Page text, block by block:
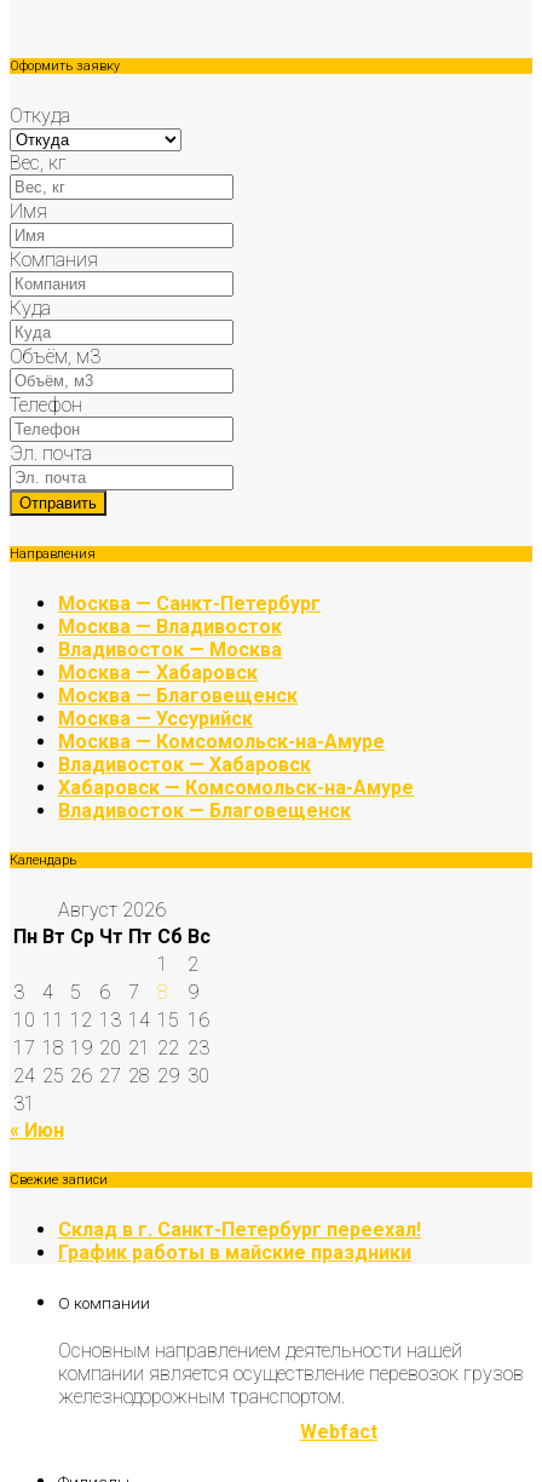
Оформить заявку
Откуда
Вес, кг
Имя
Компания
Куда
Объём, м3
Телефон
Эл. почта
Направления
Москва — Санкт-Петербург
Москва — Владивосток
Владивосток — Москва
Москва — Хабаровск
Москва — Благовещенск
Москва — Уссурийск
Москва — Комсомольск-на-Амуре
Владивосток — Хабаровск
Хабаровск — Комсомольск-на-Амуре
Владивосток — Благовещенск
Календарь
Август 2026
Пн Вт Ср Чт Пт Сб Вс
1
2
3
4 5 6 7 8
9
10 11 12 13 14 15 16
17 18 19 20 21 22 23
24 25 26 27 28 29 30
31
« Июн
Свежие записи
Склад в г. Санкт-Петербург переехал!
График работы в майские праздники
О компании
Основным направлением деятельности нашей
компании является осуществление перевозок грузов
железнодорожным транспортом.
Webfact